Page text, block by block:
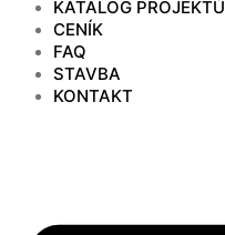
KATALOG PROJEKTŮ
CENÍK
FAQ
STAVBA
KONTAKT